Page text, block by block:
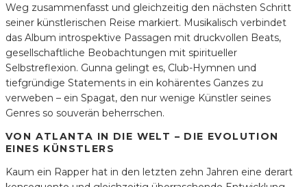
Weg zusammenfasst und gleichzeitig den nächsten Schritt
seiner künstlerischen Reise markiert. Musikalisch verbindet
das Album introspektive Passagen mit druckvollen Beats,
gesellschaftliche Beobachtungen mit spiritueller
Selbstreflexion. Gunna gelingt es, Club-Hymnen und
tiefgründige Statements in ein kohärentes Ganzes zu
verweben – ein Spagat, den nur wenige Künstler seines
Genres so souverän beherrschen.
VON ATLANTA IN DIE WELT – DIE EVOLUTION
EINES KÜNSTLERS
Kaum ein Rapper hat in den letzten zehn Jahren eine derart